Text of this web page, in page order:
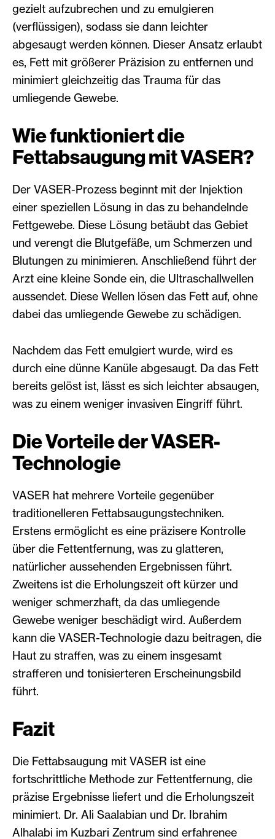
gezielt aufzubrechen und zu emulgieren
(verflüssigen), sodass sie dann leichter
abgesaugt werden können. Dieser Ansatz erlaubt
es, Fett mit größerer Präzision zu entfernen und
minimiert gleichzeitig das Trauma für das
umliegende Gewebe.
Wie funktioniert die
Fettabsaugung mit VASER?
Der VASER-Prozess beginnt mit der Injektion
einer speziellen Lösung in das zu behandelnde
Fettgewebe. Diese Lösung betäubt das Gebiet
und verengt die Blutgefäße, um Schmerzen und
Blutungen zu minimieren. Anschließend führt der
Arzt eine kleine Sonde ein, die Ultraschallwellen
aussendet. Diese Wellen lösen das Fett auf, ohne
dabei das umliegende Gewebe zu schädigen.
Nachdem das Fett emulgiert wurde, wird es
durch eine dünne Kanüle abgesaugt. Da das Fett
bereits gelöst ist, lässt es sich leichter absaugen,
was zu einem weniger invasiven Eingriff führt.
Die Vorteile der VASER-
Technologie
VASER hat mehrere Vorteile gegenüber
traditionelleren Fettabsaugungstechniken.
Erstens ermöglicht es eine präzisere Kontrolle
über die Fettentfernung, was zu glatteren,
natürlicher aussehenden Ergebnissen führt.
Zweitens ist die Erholungszeit oft kürzer und
weniger schmerzhaft, da das umliegende
Gewebe weniger beschädigt wird. Außerdem
kann die VASER-Technologie dazu beitragen, die
Haut zu straffen, was zu einem insgesamt
strafferen und tonisierteren Erscheinungsbild
führt.
Fazit
Die Fettabsaugung mit VASER ist eine
fortschrittliche Methode zur Fettentfernung, die
präzise Ergebnisse liefert und die Erholungszeit
minimiert. Dr. Ali Saalabian und Dr. Ibrahim
Alhalabi im Kuzbari Zentrum sind erfahrenee